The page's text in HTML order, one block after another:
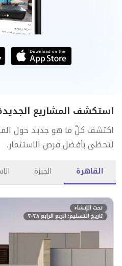
استكشف المشاريع
اكتشف كلّ ما هو جديد حول
لتحظى بأفضل فرص الاستثمار.
القاهرة الجيزة
تحت الإنشاء
تاريخ التسليم: الربع الرابع ٢٠٢٨